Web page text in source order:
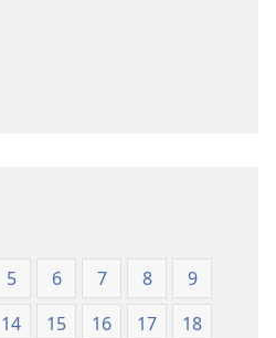
(ревидирано
издање
(ревидирано
издање
5 6 7 8
9
14 15 16 17
18